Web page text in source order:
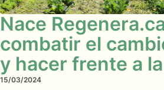
Nace
combatir el
y hacer frente a
15/03/2024